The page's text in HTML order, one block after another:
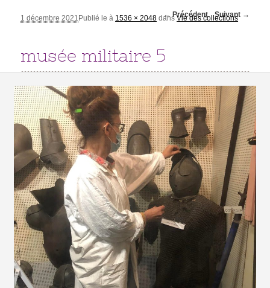
Evénements et expositions
Navigation des
← Précédent Suivant →
musée militaire 5
Publié le
1 décembre 2021 à 1536 × 2048 dansVie des collections